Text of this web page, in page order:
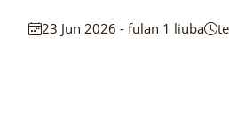
23 Jun 2026 - fulan 1 liuba